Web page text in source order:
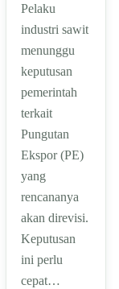
Pelaku
industri sawit
menunggu
keputusan
pemerintah
terkait
Pungutan
Ekspor (PE)
yang
rencananya
akan direvisi.
Keputusan
ini perlu
cepat…